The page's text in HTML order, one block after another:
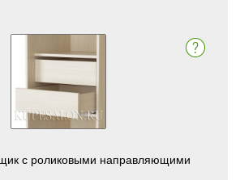
с роликовыми направляющими